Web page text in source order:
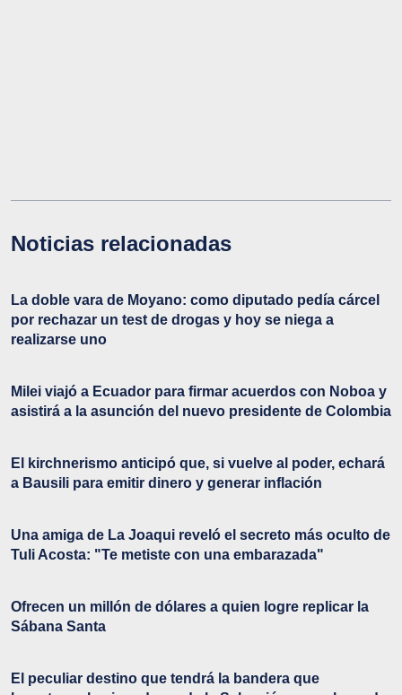
Noticias relacionadas
La doble vara de Moyano: como diputado pedía cárcel
por rechazar un test de drogas y hoy se niega a
realizarse uno
Milei viajó a Ecuador para firmar acuerdos con Noboa y
asistirá a la asunción del nuevo presidente de Colombia
El kirchnerismo anticipó que, si vuelve al poder, echará
a Bausili para emitir dinero y generar inflación
Una amiga de La Joaqui reveló el secreto más oculto de
Tuli Acosta: "Te metiste con una embarazada"
Ofrecen un millón de dólares a quien logre replicar la
Sábana Santa
El peculiar destino que tendrá la bandera que